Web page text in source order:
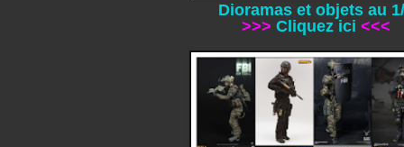
Dioramas et objets au
>>> Cliquez ici <<<